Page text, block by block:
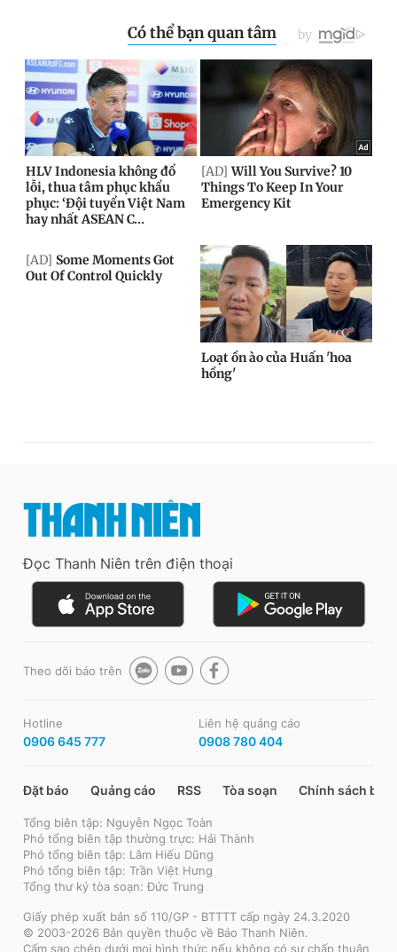
Đọc Thanh Niên trên điện thoại
Theo dõi báo trên
Hotline
0906 645 777
Liên hệ quảng cáo
0908 780 404
Đặt báo Quảng cáo RSS Tòa soạn Chính sách bảo
Tổng biên tập: Nguyễn Ngọc Toàn
Phó tổng biên tập thường trực: Hải Thành
Phó tổng biên tập: Lâm Hiếu Dũng
Phó tổng biên tập: Trần Việt Hưng
Tổng thư ký tòa soạn: Đức Trung
Giấy phép xuất bản số 110/GP - BTTTT cấp ngày 24.3.2020
© 2003-2026 Bản quyền thuộc về Báo Thanh Niên.
Cấm sao chép dưới mọi hình thức nếu không có sự chấp thuận